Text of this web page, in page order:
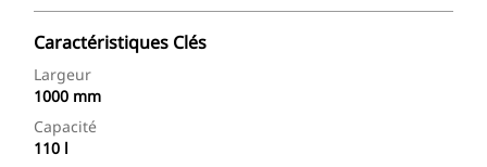
Caractéristiques Clés
Largeur
1000 mm
Capacité
110 l